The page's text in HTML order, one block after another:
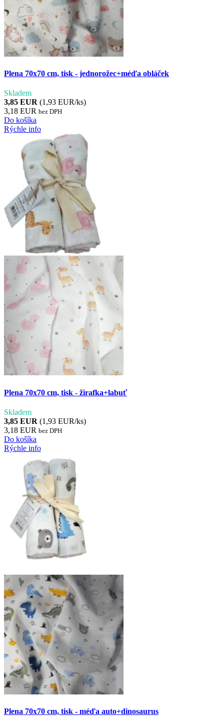
Plena 70x70 cm, tisk - jednorožec+méďa obláček
Skladem
3,85 EUR (1,93 EUR/ks)
3,18 EUR bez DPH
Do košíka
Rýchle info
Plena 70x70 cm, tisk - žirafka+labuť
Skladem
3,85 EUR (1,93 EUR/ks)
3,18 EUR bez DPH
Do košíka
Rýchle info
Plena 70x70 cm, tisk - méďa auto+dinosaurus